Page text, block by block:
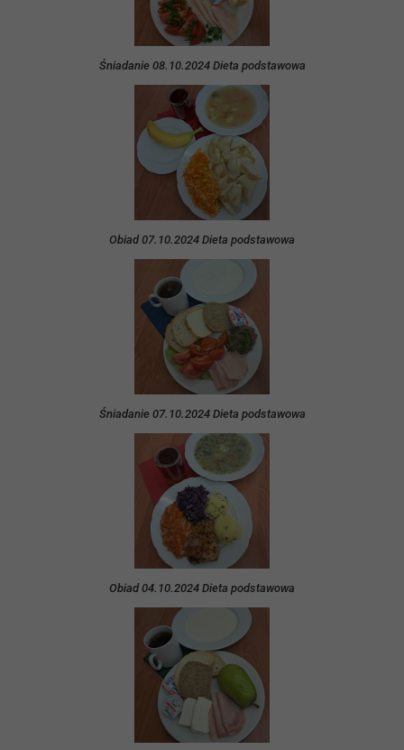
Śniadanie 08.10.2024 Dieta podstawowa
Obiad 07.10.2024 Dieta podstawowa
Śniadanie 07.10.2024 Dieta podstawowa
Obiad 04.10.2024 Dieta podstawowa